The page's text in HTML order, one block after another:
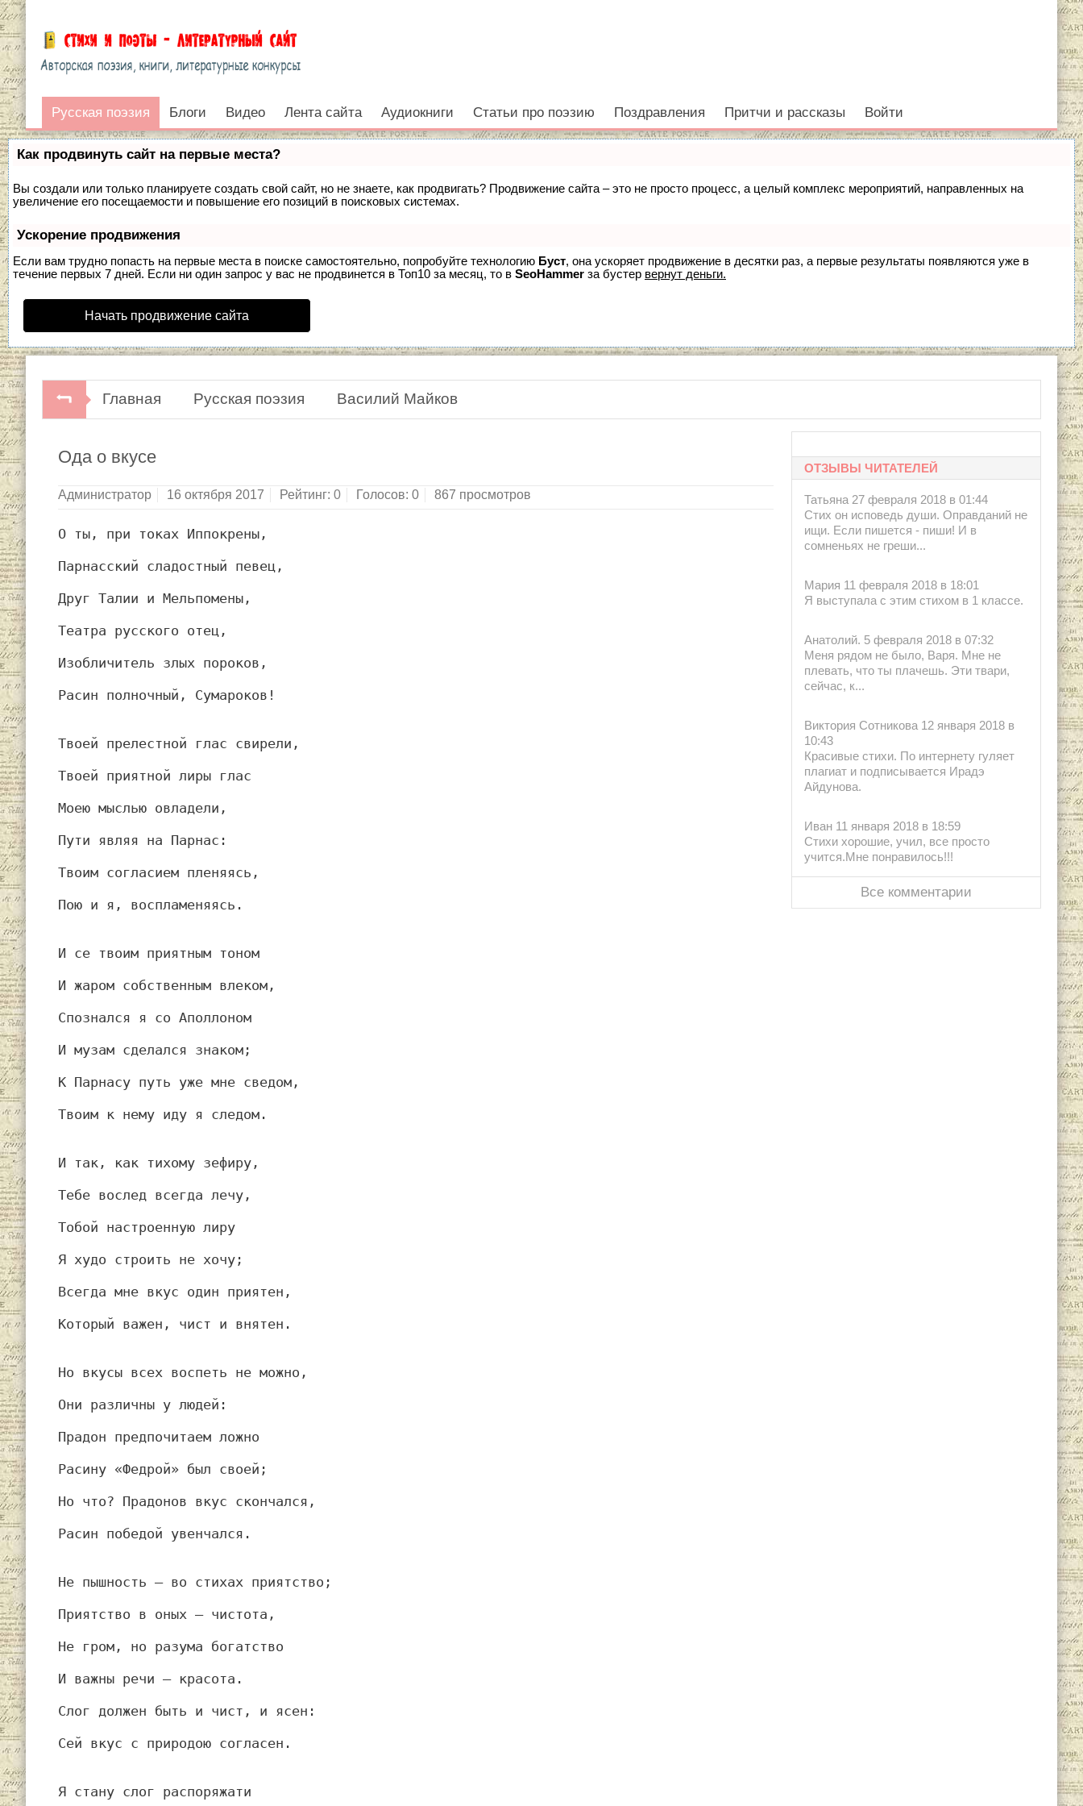
Русская поэзия
Войти
Русская поэзия Блоги Видео Лента сайта Аудиокниги Статьи про поэзию Поздравления Притчи и рассказы Войти
Как продвинуть сайт на первые места?
Вы создали или только планируете создать свой сайт, но не знаете, как продвигать? Продвижение сайта – это не просто процесс, а целый комплекс мероприятий, направленных на
увеличение его посещаемости и повышение его позиций в поисковых системах.
Ускорение продвижения
Если вам трудно попасть на первые места в поиске самостоятельно, попробуйте технологию Буст, она ускоряет продвижение в десятки раз, а первые результаты появляются уже в
течение первых 7 дней. Если ни один запрос у вас не продвинется в Топ10 за месяц, то в SeoHammer за бустер вернут деньги.
Начать продвижение сайта
Главная Русская поэзия Василий Майков
Ода о вкусе
Администратор 16 октября 2017 Рейтинг: 0 Голосов: 0 867 просмотров
О ты, при токах Иппокрены,
Парнасский сладостный певец,
Друг Талии и Мельпомены,
Театра русского отец,
Изобличитель злых пороков,
Расин полночный, Сумароков!
Твоей прелестной глас свирели,
Твоей приятной лиры глас
Моею мыслью овладели,
Пути являя на Парнас:
Твоим согласием пленяясь,
Пою и я, воспламеняясь.
И се твоим приятным тоном
И жаром собственным влеком,
Спознался я со Аполлоном
И музам сделался знаком;
К Парнасу путь уже мне сведом,
Твоим к нему иду я следом.
И так, как тихому зефиру,
Тебе вослед всегда лечу,
Тобой настроенную лиру
Я худо строить не хочу;
Всегда мне вкус один приятен,
Который важен, чист и внятен.
Но вкусы всех воспеть не можно,
Они различны у людей:
Прадон предпочитаем ложно
Расину «Федрой» был своей;
Но что? Прадонов вкус скончался,
Расин победой увенчался.
Не пышность — во стихах приятство;
Приятство в оных — чистота,
Не гром, но разума богатство
И важны речи — красота.
Слог должен быть и чист, и ясен:
Сей вкус с природою согласен.
Я стану слог распоряжати
ОТЗЫВЫ ЧИТАТЕЛЕЙ
Татьяна 27 февраля 2018 в 01:44
Стих он исповедь души. Оправданий не
ищи. Если пишется - пиши! И в
сомненьях не греши...
Мария 11 февраля 2018 в 18:01
Я выступала с этим стихом в 1 классе.
Анатолий. 5 февраля 2018 в 07:32
Меня рядом не было, Варя. Мне не
плевать, что ты плачешь. Эти твари,
сейчас, к...
Виктория Сотникова 12 января 2018 в
10:43
Красивые стихи. По интернету гуляет
плагиат и подписывается Ирадэ
Айдунова.
Иван 11 января 2018 в 18:59
Стихи хорошие, учил, все просто
учится.Мне понравилось!!!
Все комментарии